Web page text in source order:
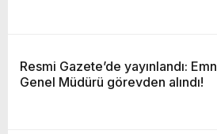
Resmi Gazete’de yayınlandı:
Genel Müdürü görevden alındı!